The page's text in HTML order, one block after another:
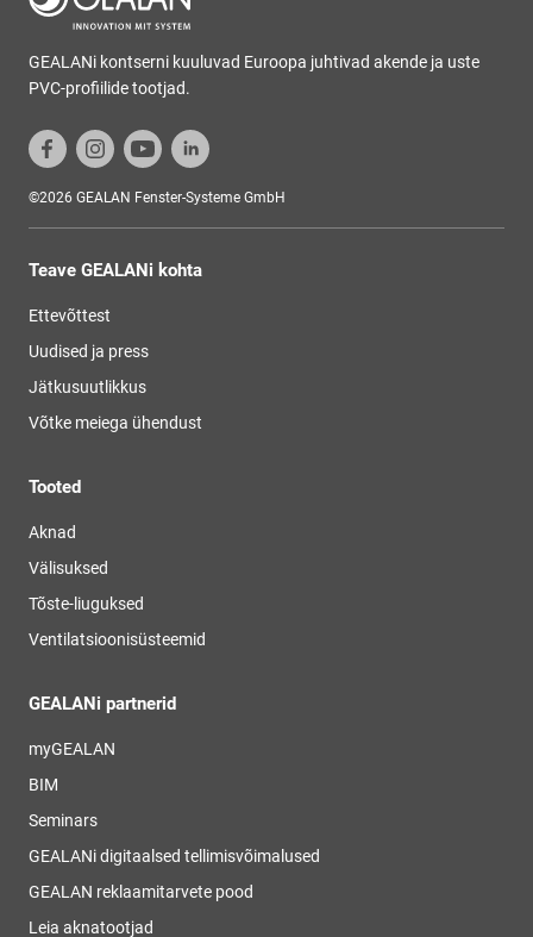
GEALANi kontserni kuuluvad Euroopa juhtivad akende ja uste
PVC-profiilide tootjad.
©2026 GEALAN Fenster-Systeme GmbH
Teave GEALANi kohta
Ettevõttest
Uudised ja press
Jätkusuutlikkus
Võtke meiega ühendust
Tooted
Aknad
Välisuksed
Tõste-liuguksed
Ventilatsioonisüsteemid
GEALANi partnerid
myGEALAN
BIM
Seminars
GEALANi digitaalsed tellimisvõimalused
GEALAN reklaamitarvete pood
Leia aknatootjad